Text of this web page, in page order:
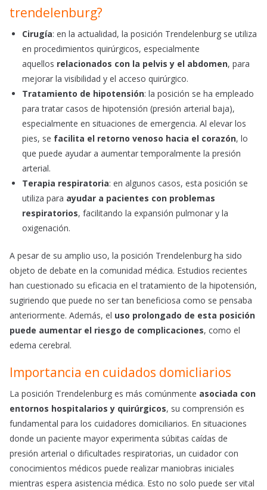
trendelenburg?
Cirugía: en la actualidad, la posición Trendelenburg se utiliza
en procedimientos quirúrgicos, especialmente
aquellos relacionados con la pelvis y el abdomen, para
mejorar la visibilidad y el acceso quirúrgico.
Tratamiento de hipotensión: la posición se ha empleado
para tratar casos de hipotensión (presión arterial baja),
especialmente en situaciones de emergencia. Al elevar los
pies, se facilita el retorno venoso hacia el corazón, lo
que puede ayudar a aumentar temporalmente la presión
arterial.
Terapia respiratoria: en algunos casos, esta posición se
utiliza para ayudar a pacientes con problemas
respiratorios, facilitando la expansión pulmonar y la
oxigenación.
A pesar de su amplio uso, la posición Trendelenburg ha sido
objeto de debate en la comunidad médica. Estudios recientes
han cuestionado su eficacia en el tratamiento de la hipotensión,
sugiriendo que puede no ser tan beneficiosa como se pensaba
anteriormente. Además, el uso prolongado de esta posición
puede aumentar el riesgo de complicaciones, como el
edema cerebral.
Importancia en cuidados domicliarios
La posición Trendelenburg es más comúnmente asociada con
entornos hospitalarios y quirúrgicos, su comprensión es
fundamental para los cuidadores domiciliarios. En situaciones
donde un paciente mayor experimenta súbitas caídas de
presión arterial o dificultades respiratorias, un cuidador con
conocimientos médicos puede realizar maniobras iniciales
mientras espera asistencia médica. Esto no solo puede ser vital